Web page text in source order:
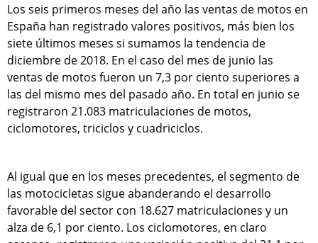
Los seis primeros meses del año las ventas de motos en
España han registrado valores positivos, más bien los
siete últimos meses si sumamos la tendencia de
diciembre de 2018. En el caso del mes de junio las
ventas de motos fueron un 7,3 por ciento superiores a
las del mismo mes del pasado año. En total en junio se
registraron 21.083 matriculaciones de motos,
ciclomotores, triciclos y cuadriciclos.
Al igual que en los meses precedentes, el segmento de
las motocicletas sigue abanderando el desarrollo
favorable del sector con 18.627 matriculaciones y un
alza de 6,1 por ciento. Los ciclomotores, en claro